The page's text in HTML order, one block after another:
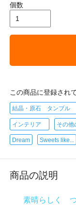
個数
この商品に登録され
結晶・原石 タンブル
インテリア その他
Dream Sweets like...
商品の説明
素晴らしく つ